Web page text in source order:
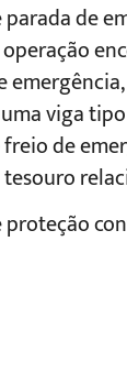
de
viga
de
proteção